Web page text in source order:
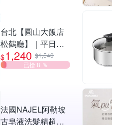
台北【圓山大飯店
松鶴廳】｜平日午
晚餐吃到飽單人券
(MO26)
$1,240 $1,540
已搶 8 ％
法國NAJEL阿勒坡
古皂液洗髮精超值